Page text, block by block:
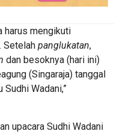
harus mengikuti
. Setelah panglukatan,
dan besoknya (hari ini)
(Singaraja) tanggal
Wadani,”
upacara Sudhi Wadani